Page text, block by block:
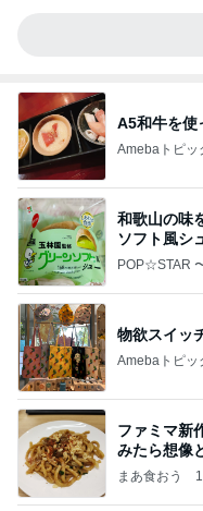
A5和牛を使
Amebaトピッ
和歌山の味
ソフト風シ
POP☆STAR
物欲スイッ
Amebaトピッ
ファミマ新
みたら想像
話
まあ食おう